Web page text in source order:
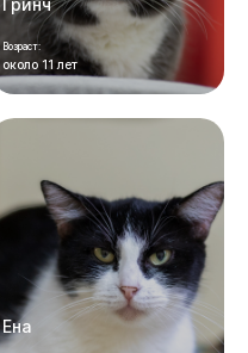
Гринч
Возраст:
около 11 лет
Ена